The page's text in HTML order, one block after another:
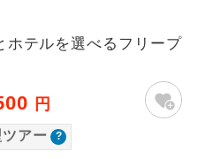
ホテルを選べるフリープ
円
アー
ースです。
に登録されている文化遺産や自
ねるコースです。
トに立ち寄るコースです。
じめご了承いただき
す。
カード決済のみとな